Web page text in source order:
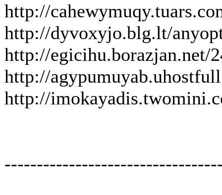
http://
http://dyvoxyjo.blg.lt/
http://egicihu.borazjan.net/
http://
http://